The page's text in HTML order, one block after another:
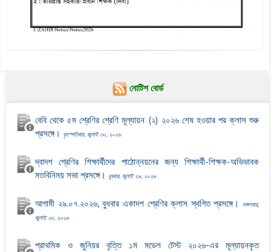
নোটিশ বোর্ড
বেবি থেকে ৫ম শ্রেণির শ্রেণি মূল্যায়ন (২) ২০২৬ শেষ হওয়ার পর ক্লাস শুরু
প্রসঙ্গে।
বৃহস্পতিবার, জুলাই ৩০, ২০২৬
দ্বাদশ শ্রেণির শিক্ষার্থীদের পাঠোন্নয়নের জন্য শিক্ষার্থী-শিক্ষক-অভিভাবক
মতবিনিময় সভা প্রসঙ্গে।
বুধবার, জুলাই ২৯, ২০২৬
আগামী ২৯.০৭.২০২৬, বুধবার একাদশ শ্রেণির ক্লাস স্থগিত প্রসঙ্গে।
মঙ্গলবার,
জুলাই ২৮, ২০২৬
প্রাথমিক ও জুনিয়র বৃত্তি ১ম মডেল টেস্ট ২০২৬-এর মূল্যায়নকৃত